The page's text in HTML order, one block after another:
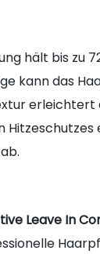
hält bis zu
kann das
Leave In